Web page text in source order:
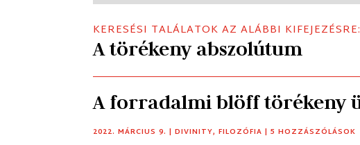
KERESÉSI TALÁLATOK AZ ALÁBBI KIFEJEZÉSRE:
A törékeny abszolútum
A forradalmi blöff törékeny
2022. MÁRCIUS 9. |DIVINITY,FILOZÓFIA | 5 HOZZÁSZÓLÁSOK